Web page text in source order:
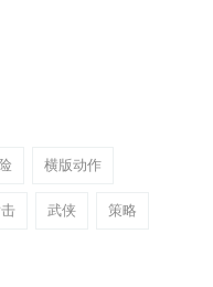
横版动作
武侠 策略